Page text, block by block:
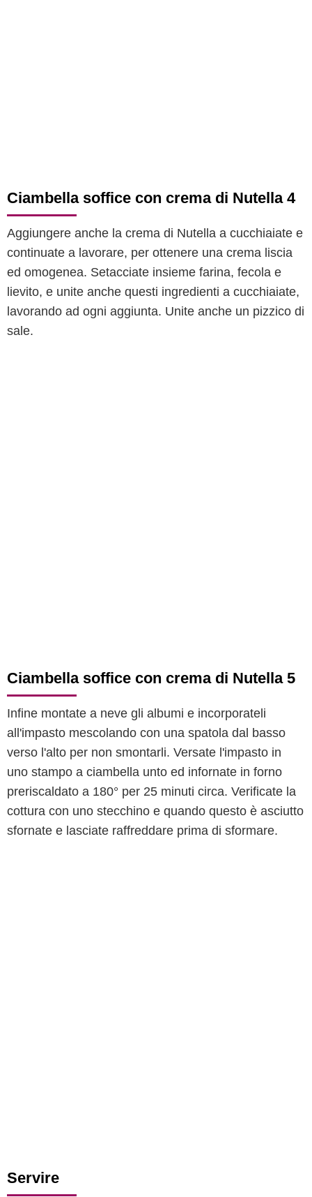
Ciambella soffice con crema di Nutella 4
Aggiungere anche la crema di Nutella a cucchiaiate e
continuate a lavorare, per ottenere una crema liscia
ed omogenea. Setacciate insieme farina, fecola e
lievito, e unite anche questi ingredienti a cucchiaiate,
lavorando ad ogni aggiunta. Unite anche un pizzico di
sale.
Ciambella soffice con crema di Nutella 5
Infine montate a neve gli albumi e incorporateli
all'impasto mescolando con una spatola dal basso
verso l'alto per non smontarli. Versate l'impasto in
uno stampo a ciambella unto ed infornate in forno
preriscaldato a 180° per 25 minuti circa. Verificate la
cottura con uno stecchino e quando questo è asciutto
sfornate e lasciate raffreddare prima di sformare.
Servire